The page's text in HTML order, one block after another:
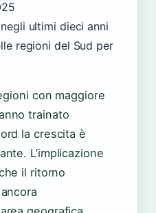
ultimi dieci anni
regioni del Sud per
con maggiore
trainato
la crescita è
L’implicazione
il ritorno